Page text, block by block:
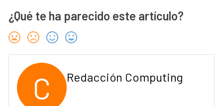
¿Qué te ha parecido este artículo?
C Redacción Computing